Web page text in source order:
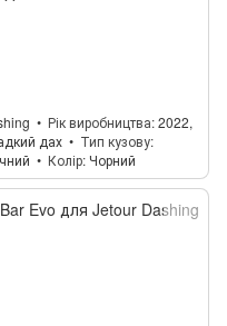
Рік виробництва 2022,
дах
Тип кузову
Колір Чорний